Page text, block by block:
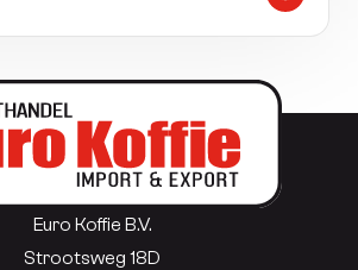
Euro Koffie B.V.
Strootsweg 18D